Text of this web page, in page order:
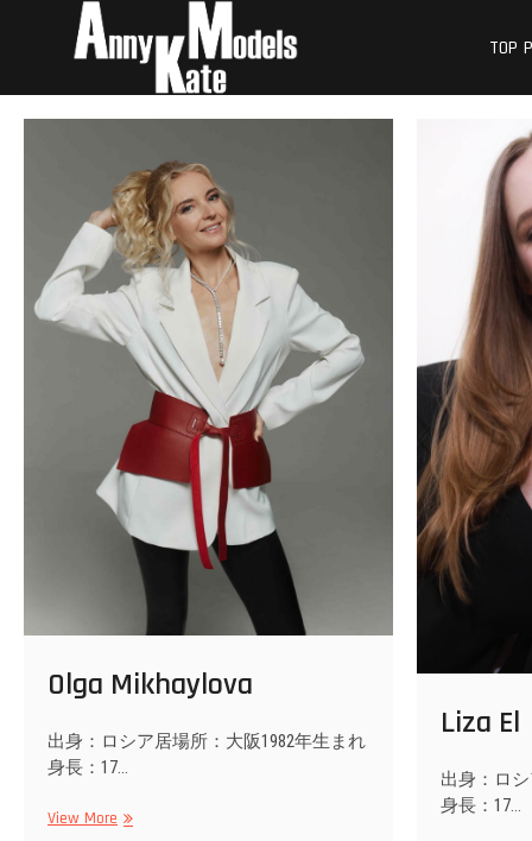
外国人モ TOP
Olga Mikhaylova
出身：ロシア居場所：大阪1982年生まれ
身長：17…
View More Olga
Liza El
出身：ロ
身長：17…